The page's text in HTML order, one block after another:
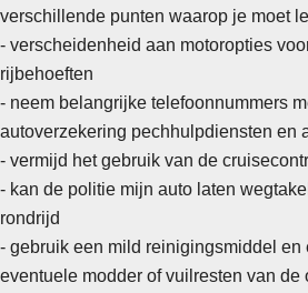
verschillende punten waarop je moet
- verscheidenheid aan motoropties
rijbehoeften
- neem belangrijke telefoonnummers
autoverzekering pechhulpdiensten en
- vermijd het gebruik van de
- kan de politie mijn auto laten
rondrijd
- gebruik een mild reinigingsmiddel en
eventuele modder of vuilresten van de